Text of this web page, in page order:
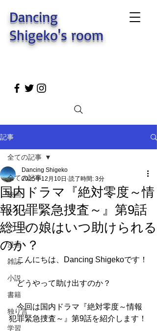
Dancing
Shigeko's room
記事
全ての記事
映画
ドラマ
アニメ
漫画
雑誌
小説
書籍
独り言
学習
全ての記事
国内ドラマ『絶対零度～情
報犯罪緊急捜査～』第9話
総理の娘はいつ助けられる
のか？
Dancing Shigeko
2025年12月10日 読了時間: 3分
こんにちは、Dancing Shigekoです！
どうやって助け出すのか？
今回は国内ドラマ『絶対零度～情報
犯罪緊急捜査～』第9話を紹介します！